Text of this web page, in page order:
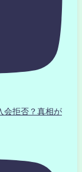
拒否？真相が